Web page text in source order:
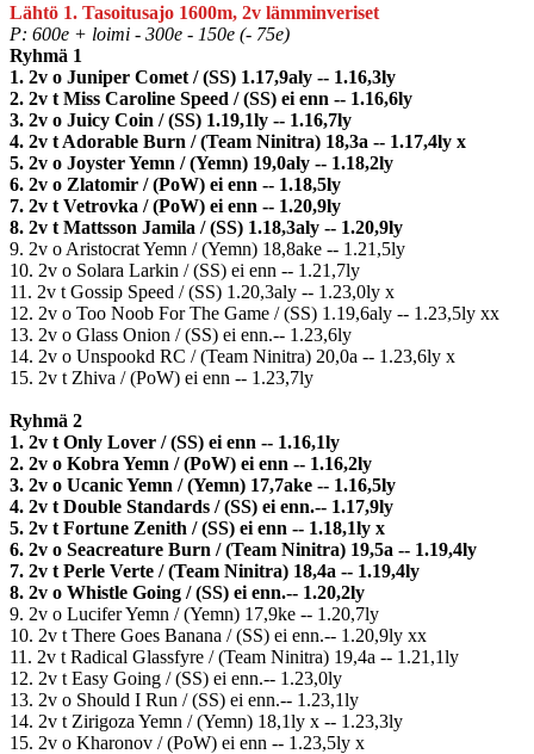
Lähtö 1. Tasoitusajo 1600m, 2v lämminveriset
P: 600e + loimi - 300e - 150e (- 75e)
Ryhmä 1
1. 2v o Juniper Comet / (SS) 1.17,9aly -- 1.16,3ly
2. 2v t Miss Caroline Speed / (SS) ei enn -- 1.16,6ly
3. 2v o Juicy Coin / (SS) 1.19,1ly -- 1.16,7ly
4. 2v t Adorable Burn / (Team Ninitra) 18,3a -- 1.17,4ly x
5. 2v o Joyster Yemn / (Yemn) 19,0aly -- 1.18,2ly
6. 2v o Zlatomir / (PoW) ei enn -- 1.18,5ly
7. 2v t Vetrovka / (PoW) ei enn -- 1.20,9ly
8. 2v t Mattsson Jamila / (SS) 1.18,3aly -- 1.20,9ly
9. 2v o Aristocrat Yemn / (Yemn) 18,8ake -- 1.21,5ly
10. 2v o Solara Larkin / (SS) ei enn -- 1.21,7ly
11. 2v t Gossip Speed / (SS) 1.20,3aly -- 1.23,0ly x
12. 2v o Too Noob For The Game / (SS) 1.19,6aly -- 1.23,5ly xx
13. 2v o Glass Onion / (SS) ei enn.-- 1.23,6ly
14. 2v o Unspookd RC / (Team Ninitra) 20,0a -- 1.23,6ly x
15. 2v t Zhiva / (PoW) ei enn -- 1.23,7ly
Ryhmä 2
1. 2v t Only Lover / (SS) ei enn -- 1.16,1ly
2. 2v o Kobra Yemn / (PoW) ei enn -- 1.16,2ly
3. 2v o Ucanic Yemn / (Yemn) 17,7ake -- 1.16,5ly
4. 2v t Double Standards / (SS) ei enn.-- 1.17,9ly
5. 2v t Fortune Zenith / (SS) ei enn -- 1.18,1ly x
6. 2v o Seacreature Burn / (Team Ninitra) 19,5a -- 1.19,4ly
7. 2v t Perle Verte / (Team Ninitra) 18,4a -- 1.19,4ly
8. 2v o Whistle Going / (SS) ei enn.-- 1.20,2ly
9. 2v o Lucifer Yemn / (Yemn) 17,9ke -- 1.20,7ly
10. 2v t There Goes Banana / (SS) ei enn.-- 1.20,9ly xx
11. 2v t Radical Glassfyre / (Team Ninitra) 19,4a -- 1.21,1ly
12. 2v t Easy Going / (SS) ei enn.-- 1.23,0ly
13. 2v o Should I Run / (SS) ei enn.-- 1.23,1ly
14. 2v t Zirigoza Yemn / (Yemn) 18,1ly x -- 1.23,3ly
15. 2v o Kharonov / (PoW) ei enn -- 1.23,5ly x